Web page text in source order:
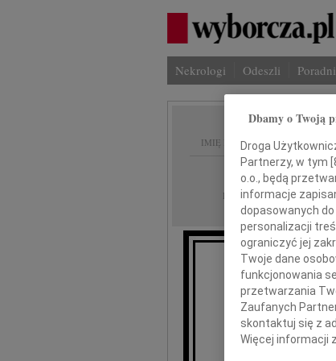
Nekrologi Odeszli
IMIĘ I NAZWISKO:
REGION: Warszawa
DATA EMISJI: 23.09.2009
Dbamy o Twoją
Droga
Partnerzy, w tym [
o.o., będą
informacje
dopasowanych
personalizacji
ograniczyć jej
Twoje dane
funkcjonowania
przetwarzania
Zaufanych
skontaktuj się z
Więcej informacji